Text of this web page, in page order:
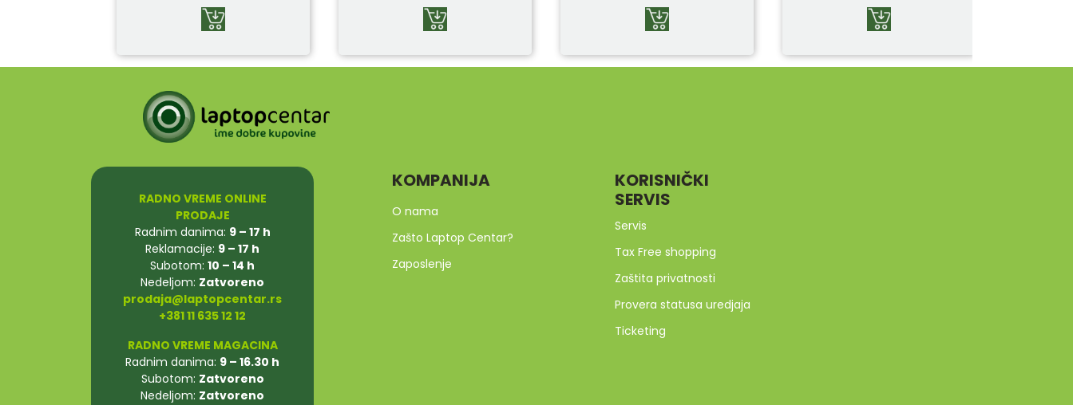
RADNO VREME ONLINE
PRODAJE
Radnim danima: 9 – 17 h
Reklamacije: 9 – 17 h
Subotom: 10 – 14 h
Nedeljom: Zatvoreno
prodaja@laptopcentar.rs
+381 11 635 12 12
RADNO VREME MAGACINA
Radnim danima: 9 – 16.30 h
Subotom: Zatvoreno
Nedeljom: Zatvoreno
KOMPANIJA
O nama
Zašto Laptop Centar?
Zaposlenje
KORISNIČKI
SERVIS
Servis
Tax Free shopping
Zaštita privatnosti
Provera statusa uredjaja
Ticketing